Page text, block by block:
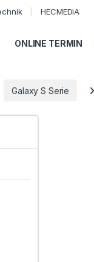
HECMEDIA
ONLINE TERMIN
Galaxy S Serie